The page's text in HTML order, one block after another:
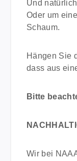
Und
Oder um
Schaum.
Hängen Sie
dass aus
Bitte
Wir bei